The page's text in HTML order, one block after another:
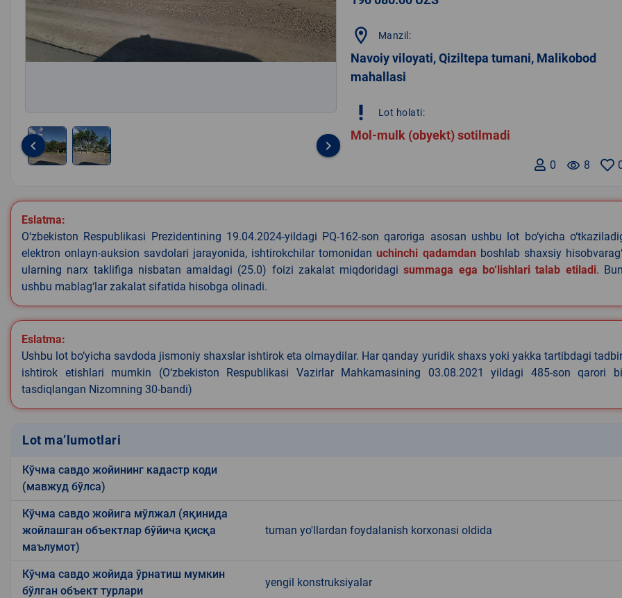
of
2
keyboard_arrow_left keyboard_arrow_right
location_on Manzil:
Navoiy viloyati, Qiziltepa tumani, Malikobod
mahallasi
priority_high Lot holati:
Mol-mulk (obyekt) sotilmadi
remove_red_eye 8
0
Eslatma:
O‘zbekiston Respublikasi Prezidentining 19.04.2024-yildagi PQ-162-son qaroriga asosan ushbu lot bo‘yicha
elektron onlayn-auksion savdolari jarayonida, ishtirokchilar tomonidanuchinchi qadamdan boshlab shaxsiy
ularning narx taklifiga nisbatan amaldagi (25.0) foizi zakalat miqdoridagisummaga ega bo‘lishlari talab etiladi.
ushbu mablag‘lar zakalat sifatida hisobga olinadi.
Eslatma:
Ushbu lot bo‘yicha savdoda jismoniy shaxslar ishtirok eta olmaydilar. Har qanday yuridik shaxs yoki yakka tartibdagi
ishtirok etishlari mumkin (O‘zbekiston Respublikasi Vazirlar Mahkamasining 03.08.2021 yildagi 485-son qarori
tasdiqlangan Nizomning 30-bandi)
Lot ma’lumotlari
Кўчма савдо жойининг кадастр коди
(мавжуд бўлса)
Кўчма савдо жойига мўлжал (яқинида
жойлашган объектлар бўйича қисқа
маълумот)
tuman yo'llardan foydalanish korxonasi oldida
Кўчма савдо жойида ўрнатиш мумкин
бўлган объект турлари
yengil konstruksiyalar